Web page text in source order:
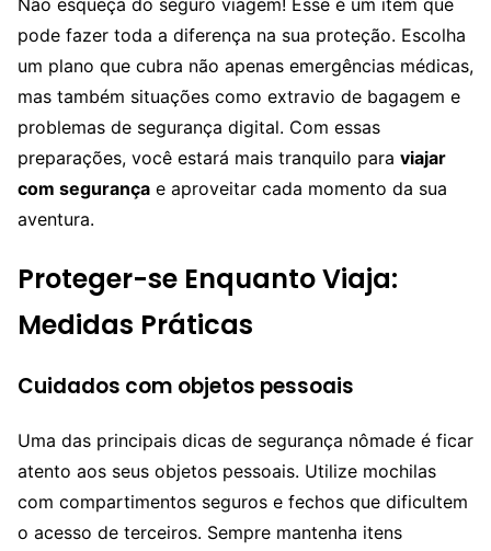
pode fazer toda a diferença na sua proteção. Escolha
um plano que cubra não apenas emergências médicas,
mas também situações como extravio de bagagem e
problemas de segurança digital. Com essas
preparações, você estará mais tranquilo para viajar
com segurança e aproveitar cada momento da sua
aventura.
Proteger-se Enquanto Viaja:
Medidas Práticas
Cuidados com objetos pessoais
Uma das principais dicas de segurança nômade é ficar
atento aos seus objetos pessoais. Utilize mochilas
com compartimentos seguros e fechos que dificultem
o acesso de terceiros. Sempre mantenha itens